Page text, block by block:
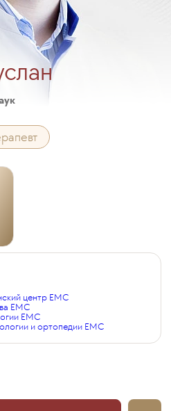
центр EMC
EMC
EMC
и ортопедии EMC